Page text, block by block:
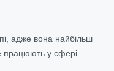
адже вона найбільш
працюють у сфері